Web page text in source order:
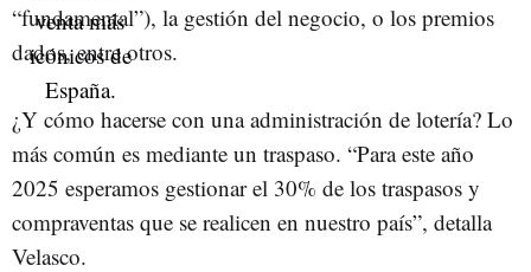
“fundamental”), la gestión del negocio, o los premios
dados, entre otros.
¿Y cómo hacerse con una administración de lotería? Lo
más común es mediante un traspaso. “Para este año
2025 esperamos gestionar el 30% de los traspasos y
compraventas que se realicen en nuestro país”, detalla
Velasco.